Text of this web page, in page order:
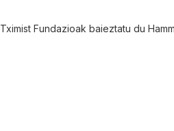
Tximist Fundazioak baieztatu du